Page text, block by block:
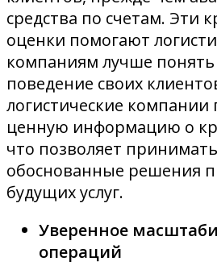
средства по счетам. Эти
оценки помогают
компаниям лучше
поведение своих
логистические компании
ценную информацию о
что позволяет
обоснованные решения
будущих услуг.
Уверенное
операций